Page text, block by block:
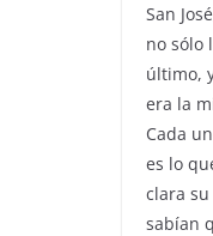
San
no sólo
último,
era la
Cada
es lo
clara
sabían